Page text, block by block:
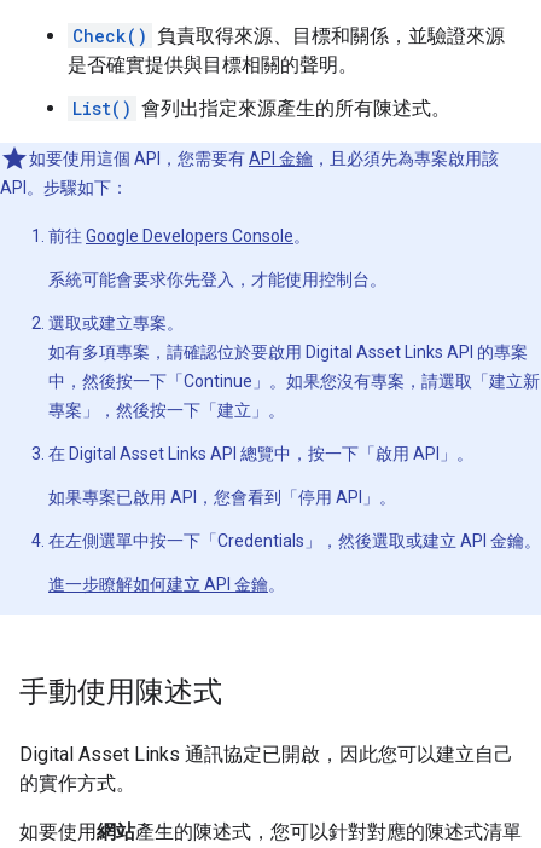
Check() 負責取得來源、目標和關係，並驗證來源
是否確實提供與目標相關的聲明。
List() 會列出指定來源產生的所有陳述式。
如要使用這個 API，您需要有API 金鑰 ，且必須先為專案啟用該
API。步驟如下：
前往 Google Developers Console。
系統可能會要求你先登入，才能使用控制台。
選取或建立專案。
如有多項專案，請確認位於要啟用 Digital Asset Links API 的專案
中，然後按一下「Continue」
。如果您沒有專案，請選取「建立新
專案」
，然後按一下「建立」 。
在 Digital Asset Links API 總覽中，按一下「啟用 API」 。
如果專案已啟用 API，您會看到「停用 API」 。
在左側選單中按一下「Credentials」 ，然後選取或建立 API 金鑰。
進一步瞭解如何建立 API 金鑰。
手動使用陳述式
Digital Asset Links 通訊協定已開啟，因此您可以建立自己
的實作方式。
如要使用網站產生的陳述式，您可以針對對應的陳述式清單